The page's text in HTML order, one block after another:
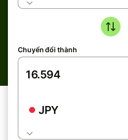
Chuyển đổi thành
JPY